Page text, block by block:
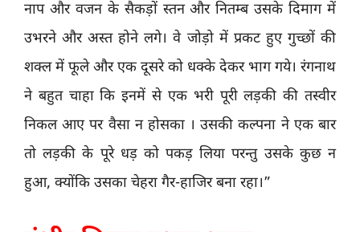
नाप और वजन के सैकड़ों स्तन और नितम्ब उसके दिमाग में
उभरने और अस्त होने लगे। वे जोड़ो में प्रकट हुए गुच्छों की
शक्ल में फूले और एक दूसरे को धक्के देकर भाग गये। रंगनाथ
ने बहुत चाहा कि इनमें से एक भरी पूरी लड़की की तस्वीर
निकल आए पर वैसा न होसका । उसकी कल्पना ने एक बार
तो लड़की के पूरे धड़ को पकड़ लिया परन्तु उसके कुछ न
हुआ, क्योंकि उसका चेहरा गैर-हाजिर बना रहा।”